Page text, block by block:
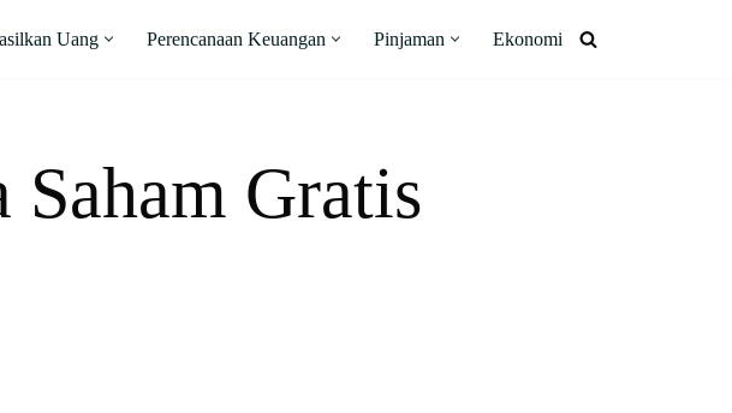
Uang Perencanaan Keuangan Pinjaman Ekonomi
Gratis